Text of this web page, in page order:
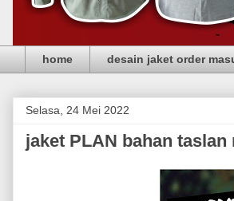
home desain jaket order
Selasa, 24 Mei 2022
jaket PLAN bahan taslan